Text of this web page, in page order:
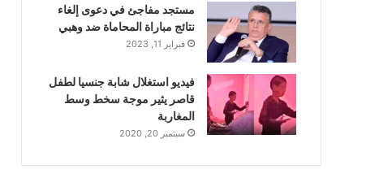
مستجد مفاجئ في دعوى إلغاء
نتائج مباراة المحاماة ضد وهبي
فبراير 11, 2023
فيديو استغلال شابة جنسيا لطفل
قاصر يثير موجة سخط وسط
المغاربة
سبتمبر 20, 2020